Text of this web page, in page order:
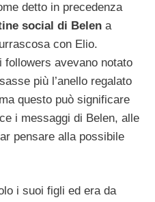
detto in precedenza
social di Belen a
con Elio.
avevano notato
più l’anello regalato
questo può significare
i messaggi di Belen, alle
pensare alla possibile
i suoi figli ed era da